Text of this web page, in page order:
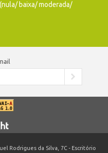
baixa/ moderada/
Rodrigues da Silva, 7C - Escritório